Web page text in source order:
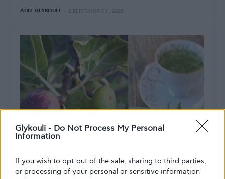
Glykouli - Do Not Process My Personal
Information
If you wish to opt-out of the sale, sharing to third parties,
or processing of your personal or sensitive information
ΑΠΌ GLYKOULI 2 ΣΕΠΤΕΜΒΡΊΟΥ, 2025